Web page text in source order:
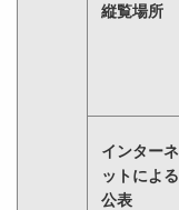
縦覧場所
インターネ
ットによる
公表